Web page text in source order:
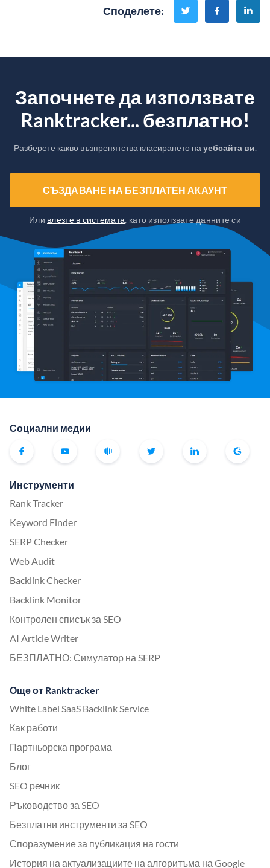
Споделете:
Започнете да използвате
Ranktracker... безплатно!
Разберете какво възпрепятства класирането на уебсайта ви.
СЪЗДАВАНЕ НА БЕЗПЛАТЕН АКАУНТ
Или влезте в системата, като използвате данните си
Социални медии
Инструменти
Rank Tracker
Keyword Finder
SERP Checker
Web Audit
Backlink Checker
Backlink Monitor
Контролен списък за SEO
AI Article Writer
БЕЗПЛАТНО: Симулатор на SERP
Още от Ranktracker
White Label SaaS Backlink Service
Как работи
Партньорска програма
Блог
SEO речник
Ръководство за SEO
Безплатни инструменти за SEO
Споразумение за публикация на гости
История на актуализациите на алгоритъма на Google